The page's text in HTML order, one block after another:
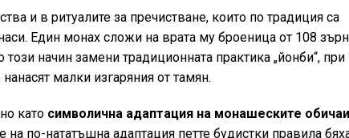
и в ритуалите за пречистване, които по традиция са
Един монах сложи на врата му броеница от 108
този начин замени традиционната практика „йонби“, при
малки изгаряния от тамян.
като символична адаптация на монашеските
на по-нататъшна адаптация петте будистки правила